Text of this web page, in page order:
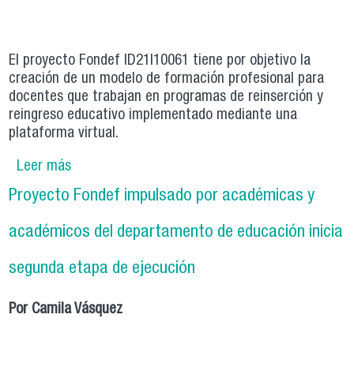
El proyecto Fondef ID21I10061 tiene por objetivo la
creación de un modelo de formación profesional para
docentes que trabajan en programas de reinserción y
reingreso educativo implementado mediante una
plataforma virtual.
Leer mássobre Equipo de proyecto Fondef impulsado por
académicas y académicos del Departamento
de Educación amplía vínculos con instituciones
y se instala en la política pública
Proyecto Fondef impulsado por académicas y
académicos del departamento de educación inicia
segunda etapa de ejecución
Por Camila Vásquez